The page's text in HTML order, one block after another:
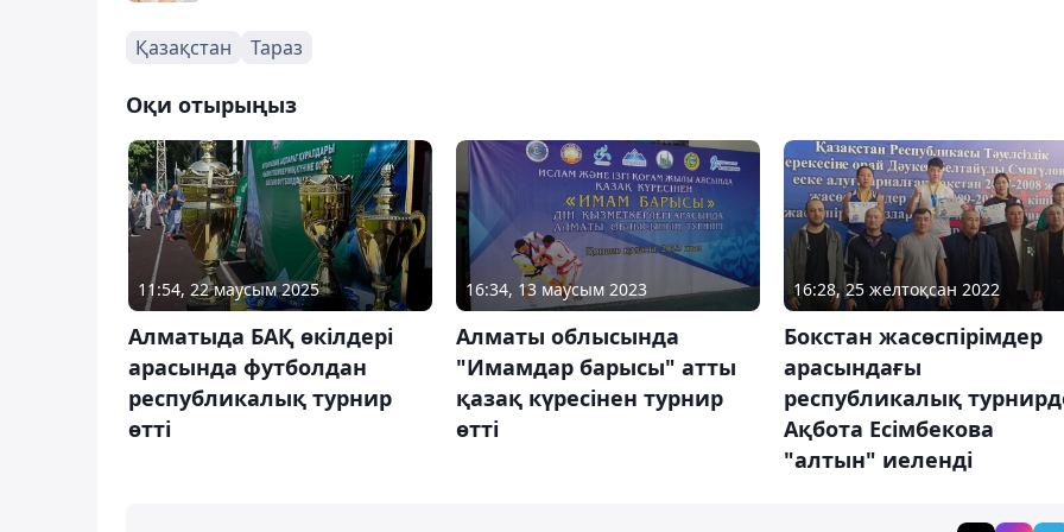
Қазақстан Тараз
Оқи отырыңыз
11:54, 22 маусым 2025
Алматыда БАҚ өкілдері
арасында футболдан
республикалық турнир
өтті
16:34, 13 маусым 2023
Алматы облысында
"Имамдар барысы" атты
қазақ күресінен турнир
өтті
16:28, 25 желтоқсан 2022
Бокстан жасөспірімдер
арасындағы
республикалық
Ақбота Есімбекова
"алтын" иеленді